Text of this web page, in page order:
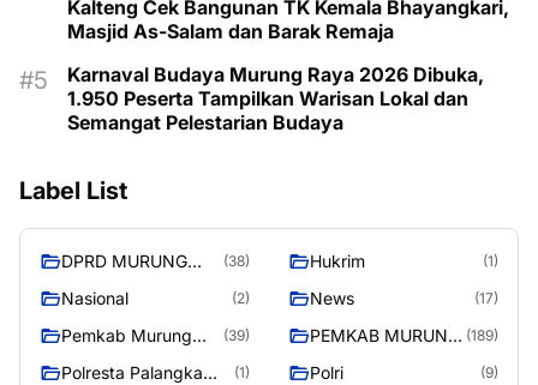
Kalteng Cek Bangunan TK Kemala Bhayangkari,
Masjid As-Salam dan Barak Remaja
Karnaval Budaya Murung Raya 2026 Dibuka,
1.950 Peserta Tampilkan Warisan Lokal dan
Semangat Pelestarian Budaya
Label List
DPRD MURUNG
(38) Hukrim (1)
Nasional (2) News (17)
Pemkab Murung
(39)
PEMKAB MURUNG (189)
Polresta Palangka
(1) Polri (9)